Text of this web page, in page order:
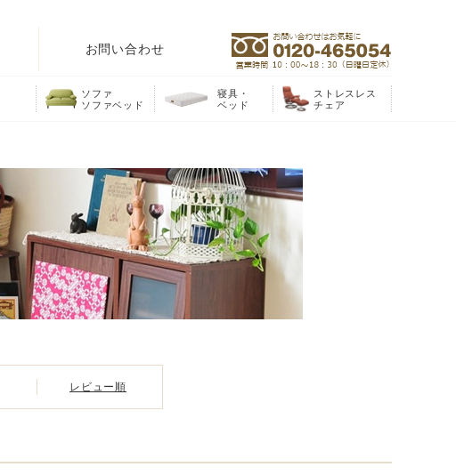
お問い合わせ
ソファ
ソファベッド
寝具・
ベッド
ストレスレス
チェア
レビュー順